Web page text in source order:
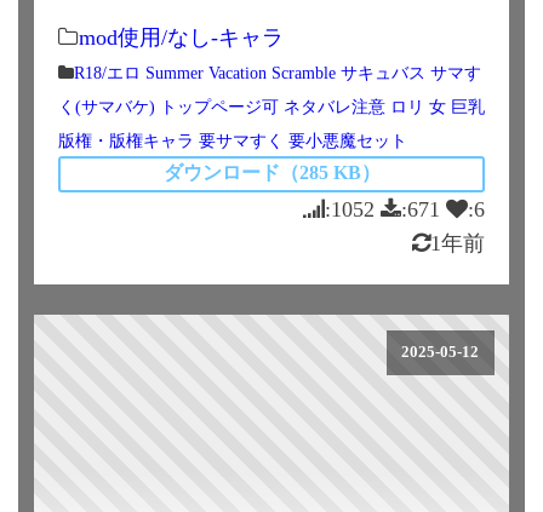
mod使用/なし-キャラ
R18/エロ Summer Vacation Scramble サキュバス サマす
く(サマバケ)
トップページ可 ネタバレ注意 ロリ 女 巨乳
版権・版権キャラ 要サマすく 要小悪魔セット
ダウンロード（285 KB）
:1052 :671
:6
1年前
2025-05-12